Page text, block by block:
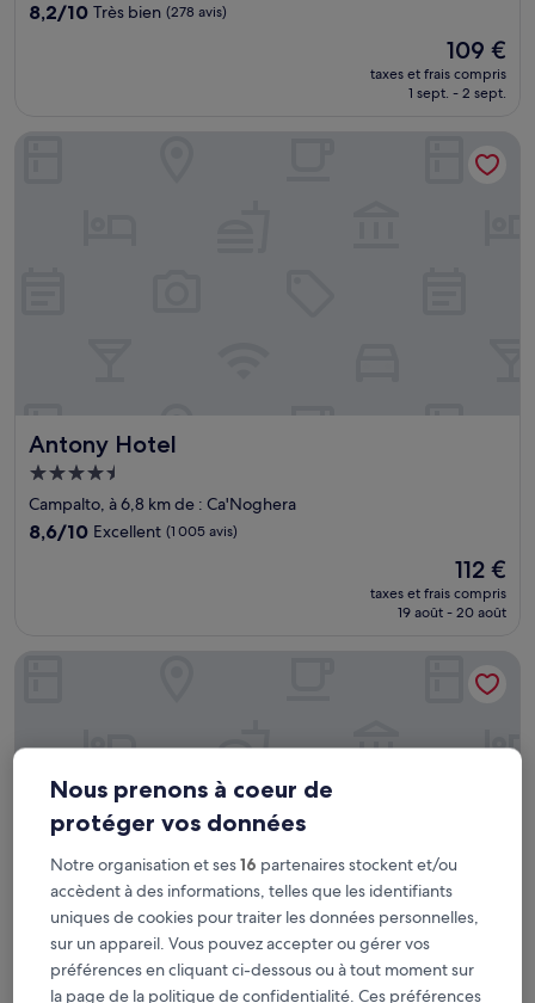
8.2
8,2/10 Très bien (278 avis)
Le
nouveau
prix
109 €
109 €
taxes et frais compris
1 sept. - 2 sept.
Antony Hotel
Antony Hotel
Hébergement
4.5 étoiles
Campalto, à 6,8 km de : Ca'Noghera
8.6
8,6/10 Excellent (1 005 avis)
Le
nouveau
prix
de
112 €
112 €
taxes et frais compris
19 août - 20 août
Antony Hotel
Hotel Venice Resort Airport
Hotel Venice Resort Airport
Hébergement
Nous prenons à coeur de
protéger vos données
Notre organisation et ses16 partenaires stockent et/ou
accèdent à des informations, telles que les identifiants
uniques de cookies pour traiter les données personnelles,
sur un appareil. Vous pouvez accepter ou gérer vos
préférences en cliquant ci-dessous ou à tout moment sur
la page de la politique de confidentialité. Ces préférences